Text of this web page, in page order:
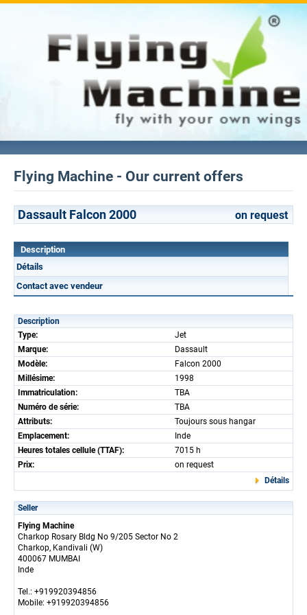
Flying Machine - Our current offers
Dassault Falcon 2000 on request
Description
Détails
Contact avec vendeur
Description
Type:
Jet
Marque:
Dassault
Modèle:
Falcon 2000
Millésime:
1998
Immatriculation:
TBA
Numéro de série:
TBA
Attributs:
Toujours sous hangar
Emplacement:
Inde
Heures totales cellule (TTAF):
7015 h
Prix:
on request
Détails
Seller
Flying Machine
Charkop Rosary Bldg No 9/205 Sector No 2
Charkop, Kandivali (W)
400067 MUMBAI
Inde
Tel.: +919920394856
Mobile: +919920394856